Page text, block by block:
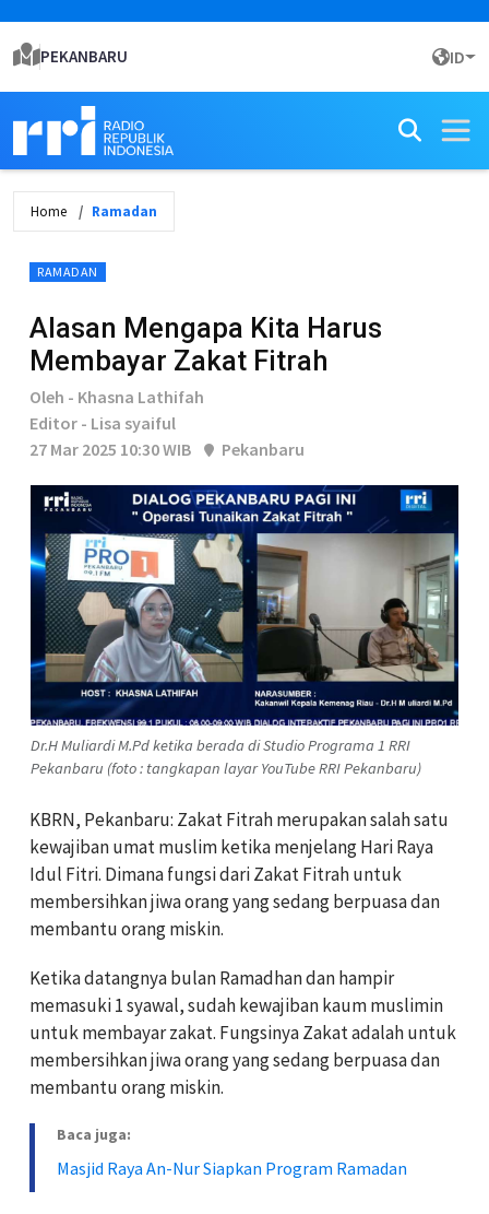
PEKANBARU ID
Home Ramadan
RAMADAN
Alasan Mengapa Kita Harus
Membayar Zakat Fitrah
Oleh - Khasna Lathifah
Editor - Lisa syaiful
27 Mar 2025 10:30 WIB
Pekanbaru
Dr.H Muliardi M.Pd ketika berada di Studio Programa 1 RRI
Pekanbaru (foto : tangkapan layar YouTube RRI Pekanbaru)
KBRN, Pekanbaru: Zakat Fitrah merupakan salah satu
kewajiban umat muslim ketika menjelang Hari Raya
Idul Fitri. Dimana fungsi dari Zakat Fitrah untuk
membersihkan jiwa orang yang sedang berpuasa dan
membantu orang miskin.
Ketika datangnya bulan Ramadhan dan hampir
memasuki 1 syawal, sudah kewajiban kaum muslimin
untuk membayar zakat. Fungsinya Zakat adalah untuk
membersihkan jiwa orang yang sedang berpuasa dan
membantu orang miskin.
Baca juga:
Masjid Raya An-Nur Siapkan Program Ramadan